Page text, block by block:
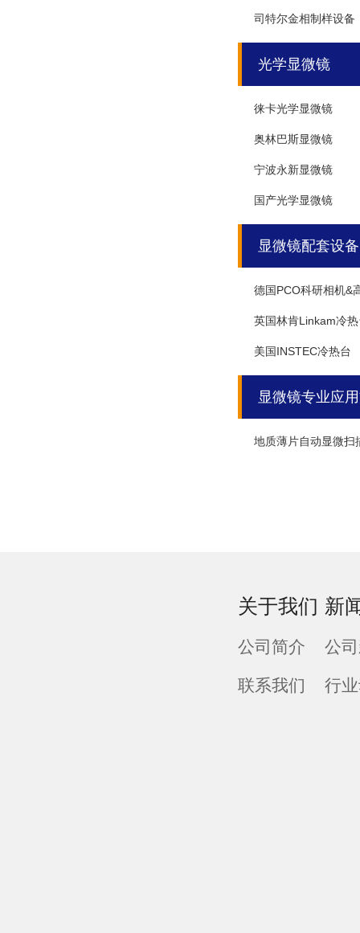
司特尔金相制样设备
光学显微镜
徕卡光学显微镜
奥林巴斯显微镜
宁波永新显微镜
国产光学显微镜
显微镜配套设备
德国PCO科研相机&
英国林肯Linkam冷
美国INSTEC冷热台
显微镜专业应
地质薄片自动显微扫
关于我们
公司简介
联系我们
新
公
行